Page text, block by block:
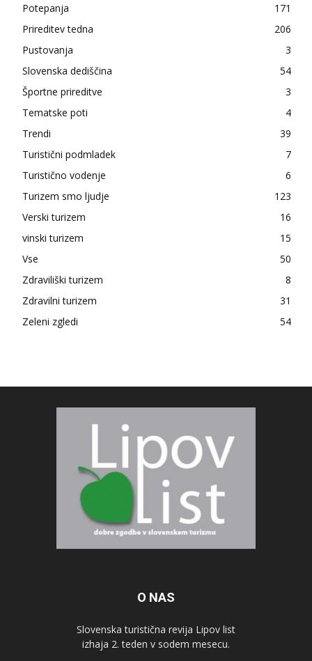
Potepanja
171
Prireditev tedna
206
Pustovanja
3
Slovenska dediščina
54
Športne prireditve
3
Tematske poti
4
Trendi
39
Turistični podmladek
7
Turistično vodenje
6
Turizem smo ljudje
123
Verski turizem
16
vinski turizem
15
Vse
50
Zdraviliški turizem
8
Zdravilni turizem
31
Zeleni zgledi
54
O NAS
Slovenska turistična revija Lipov list
izhaja 2. teden v sodem mesecu.